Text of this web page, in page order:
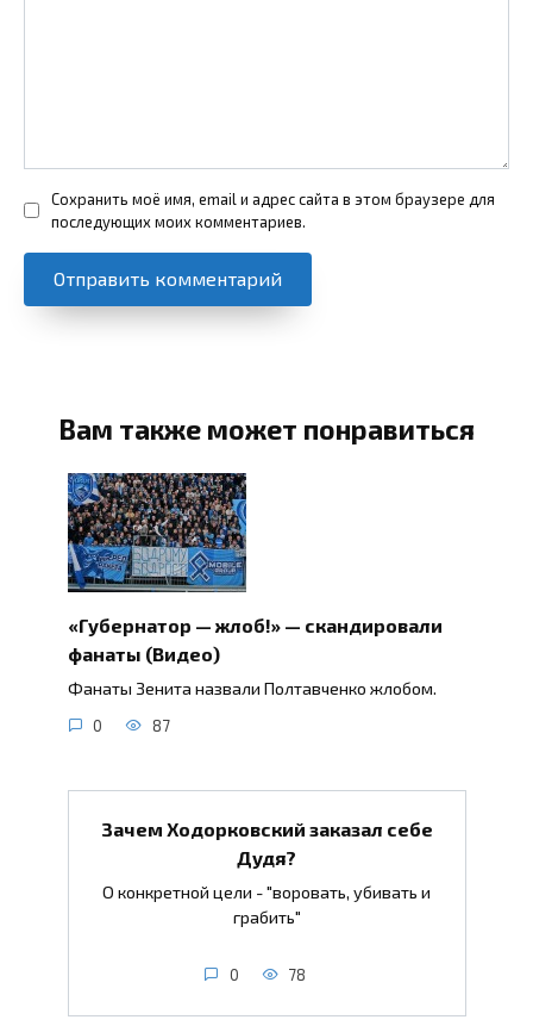
Сохранить моё имя, email и адрес сайта в этом браузере для
последующих моих комментариев.
Вам также может понравиться
«Губернатор — жлоб!» — скандировали
фанаты (Видео)
Фанаты Зенита назвали Полтавченко жлобом.
0 87
Зачем Ходорковский заказал себе
Дудя?
О конкретной цели - "воровать, убивать и
грабить"
0 78